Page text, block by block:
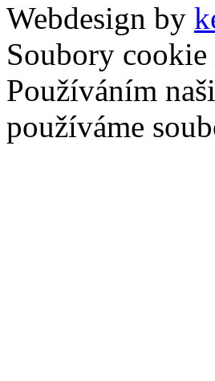
Webdesign by
Soubory
Používáním
používáme